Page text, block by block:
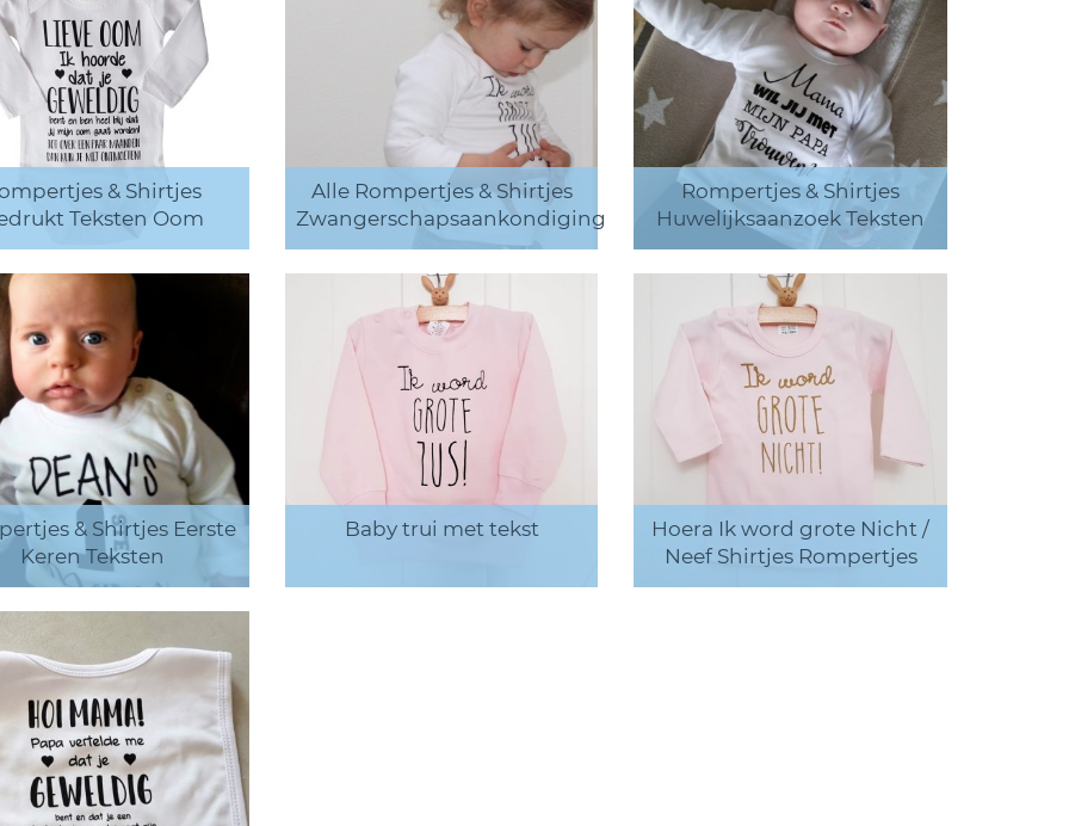
& Shirtjes
Teksten Oom
Alle Rompertjes & Shirtjes
Zwangerschapsaankondiging
Rompertjes & Shirtjes
Huwelijksaanzoek Teksten
& Shirtjes Eerste
Keren Teksten
Baby trui met tekst
Hoera Ik word grote Nicht /
Neef Shirtjes Rompertjes